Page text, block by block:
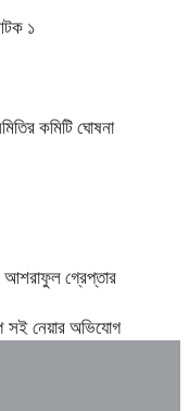
১
কমিটি ঘোষনা
আশরাফুল গ্রেপ্তার
সই নেয়ার অভিযোগ